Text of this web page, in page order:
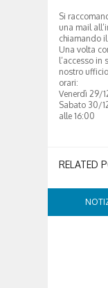
Si
una mail
chiamando
Una volta
l’accesso in
nostro
orari:
Venerdì 29/
Sabato 30/
alle 16:00
RELATED